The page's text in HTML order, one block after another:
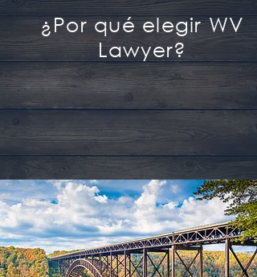
¿Por qué elegir WV
Lawyer?